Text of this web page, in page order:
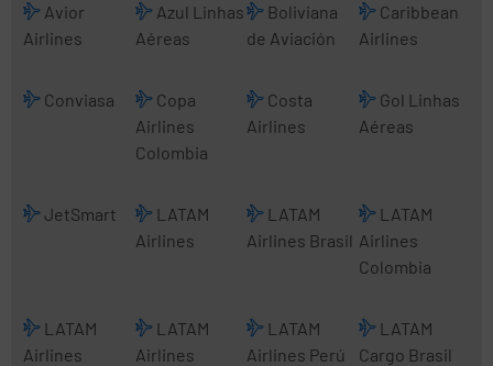
Avior
Airlines
Azul Linhas
Aéreas
Boliviana
de Aviación
Caribbean
Airlines
Conviasa
Copa
Airlines
Colombia
Costa
Airlines
Gol Linhas
Aéreas
JetSmart
LATAM
Airlines
LATAM
Airlines Brasil
LATAM
Airlines
Colombia
LATAM
Airlines
LATAM
Airlines
LATAM
Airlines Perú
LATAM
Cargo Brasil